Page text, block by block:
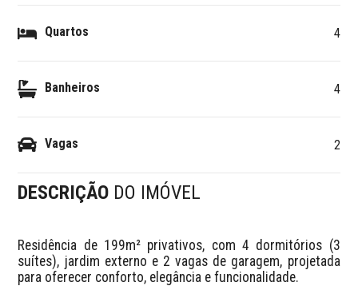
Quartos 4
Banheiros 4
Vagas 2
DESCRIÇÃO DO IMÓVEL
Residência de 199m² privativos, com 4 dormitórios (3
suítes), jardim externo e 2 vagas de garagem, projetada
para oferecer conforto, elegância e funcionalidade.